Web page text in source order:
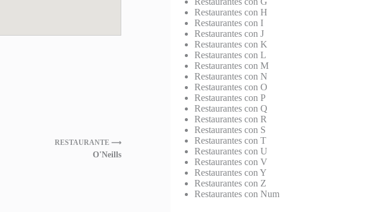
RESTAURANTE ⟶
O'Neills
Restaurantes con H
Restaurantes con I
Restaurantes con J
Restaurantes con K
Restaurantes con L
Restaurantes con M
Restaurantes con N
Restaurantes con O
Restaurantes con P
Restaurantes con Q
Restaurantes con R
Restaurantes con S
Restaurantes con T
Restaurantes con U
Restaurantes con V
Restaurantes con Y
Restaurantes con Z
Restaurantes con Num